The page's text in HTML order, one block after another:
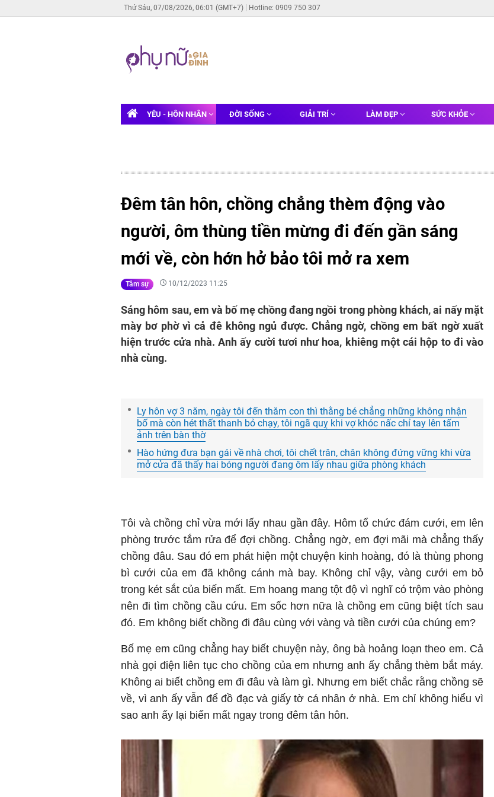
Thứ Sáu, 07/08/2026, 06:01 (GMT+7) Hotline: 0909 750 307
YÊU - HÔN NHÂN ĐỜI SỐNG GIẢI TRÍ LÀM ĐẸP SỨC KHỎE
Đêm tân hôn, chồng chẳng thèm động vào
người, ôm thùng tiền mừng đi đến gần sáng
mới về, còn hớn hở bảo tôi mở ra xem
Tâm sự 10/12/2023 11:25
Sáng hôm sau, em và bố mẹ chồng đang ngồi trong phòng khách, ai nấy mặt
mày bơ phờ vì cả đê không ngủ được. Chẳng ngờ, chồng em bất ngờ xuất
hiện trước cửa nhà. Anh ấy cười tươi như hoa, khiêng một cái hộp to đi vào
nhà cùng.
Ly hôn vợ 3 năm, ngày tôi đến thăm con thì thằng bé chẳng những không nhận
bố mà còn hét thất thanh bỏ chạy, tôi ngã quỵ khi vợ khóc nấc chỉ tay lên tấm
ảnh trên bàn thờ
Hào hứng đưa bạn gái về nhà chơi, tôi chết trân, chân không đứng vững khi vừa
mở cửa đã thấy hai bóng người đang ôm lấy nhau giữa phòng khách
Tôi và chồng chỉ vừa mới lấy nhau gần đây. Hôm tổ chức đám cưới, em lên
phòng trước tắm rửa để đợi chồng. Chẳng ngờ, em đợi mãi mà chẳng thấy
chồng đâu. Sau đó em phát hiện một chuyện kinh hoàng, đó là thùng phong
bì cưới của em đã không cánh mà bay. Không chỉ vậy, vàng cưới em bỏ
trong két sắt của biến mất. Em hoang mang tột độ vì nghĩ có trộm vào phòng
nên đi tìm chồng cầu cứu. Em sốc hơn nữa là chồng em cũng biệt tích sau
đó. Em không biết chồng đi đâu cùng với vàng và tiền cưới của chúng em?
Bố mẹ em cũng chẳng hay biết chuyện này, ông bà hoảng loạn theo em. Cả
nhà gọi điện liên tục cho chồng của em nhưng anh ấy chẳng thèm bắt máy.
Không ai biết chồng em đi đâu và làm gì. Nhưng em biết chắc rằng chồng sẽ
về, vì anh ấy vẫn để đồ đạc và giấy tờ cá nhân ở nhà. Em chỉ không hiểu vì
sao anh ấy lại biến mất ngay trong đêm tân hôn.